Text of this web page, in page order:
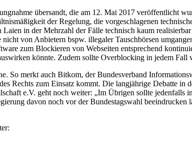
übersandt, die am 12. Mai 2017 veröffentlicht
der Regelung, die vorgeschlagenen
in der Mehrzahl der Fälle technisch kaum
von Anbietern bspw. illegaler Tauschbörsen
zum Blockieren von Webseiten entsprechend
könnte. Zudem sollte Overblocking in jedem Fall
So merkt auch Bitkom, der Bundesverband
Rechts zum Einsatz kommt. Die langjährige Debatte
e.V. geht noch weiter: „Im Übrigen sollte
davon noch vor der Bundestagswahl